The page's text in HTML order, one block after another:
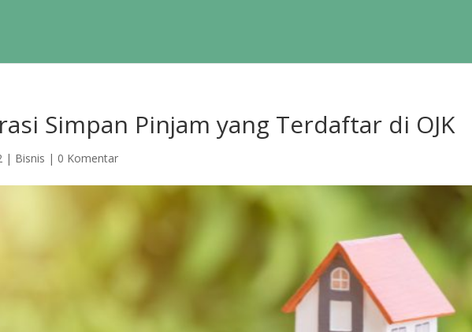
Simpan Pinjam yang Terdaftar di OJK
| Bisnis | 0 Komentar